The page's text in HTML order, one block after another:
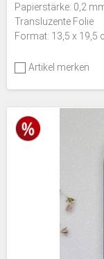
Papierstärke: 0,2
Transluzente Folie
Format: 13,5 x 19,5
Artikel merken